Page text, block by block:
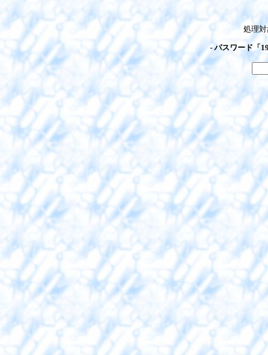
処理
- パスワード「